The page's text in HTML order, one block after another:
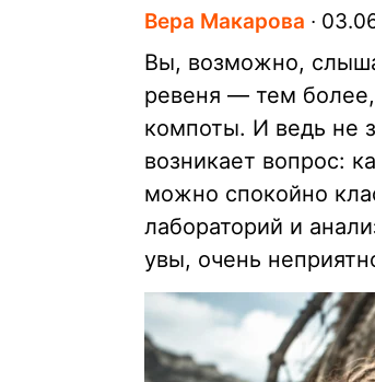
Вера Макарова ∙
Вы, возможно,
ревеня — тем
компоты. И ведь не
возникает вопрос:
можно спокойно
лабораторий и
увы, очень